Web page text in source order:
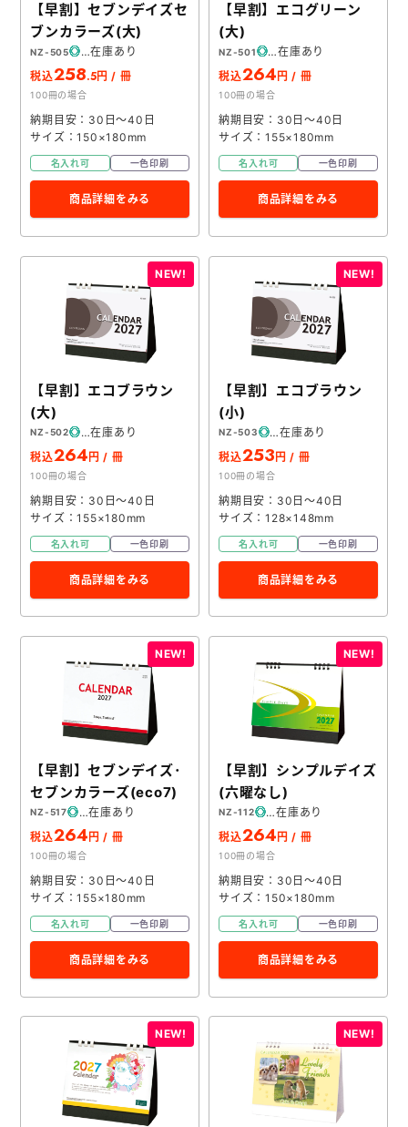
【早割】セブンデイズセ
ブンカラーズ(大)
NZ-505
在庫あり
税込258.5円 / 冊
100冊の場合
納期目安：30日～40日
サイズ：150×180mm
名入れ可 一色印刷
商品詳細をみる
【早割】エコグリーン
(大)
NZ-501
在庫あり
税込264 円 / 冊
100冊の場合
納期目安：30日～40日
サイズ：155×180mm
名入れ可 一色印刷
商品詳細をみる
【早割】エコブラウン
(大)
NZ-502
在庫あり
税込264円 / 冊
100冊の場合
納期目安：30日～40日
サイズ：155×180mm
名入れ可 一色印刷
商品詳細をみる
【早割】エコブラウン
(小)
NZ-503
在庫あり
税込253円 / 冊
100冊の場合
納期目安：30日～40日
サイズ：128×148mm
名入れ可 一色印刷
商品詳細をみる
【早割】セブンデイズ･
セブンカラーズ(eco7)
NZ-517
在庫あり
税込264円 / 冊
100冊の場合
納期目安：30日～40日
サイズ：155×180mm
名入れ可 一色印刷
商品詳細をみる
【早割】シンプルデイズ
(六曜なし)
NZ-112
在庫あり
税込264円 / 冊
100冊の場合
納期目安：30日～40日
サイズ：150×180mm
名入れ可 一色印刷
商品詳細をみる